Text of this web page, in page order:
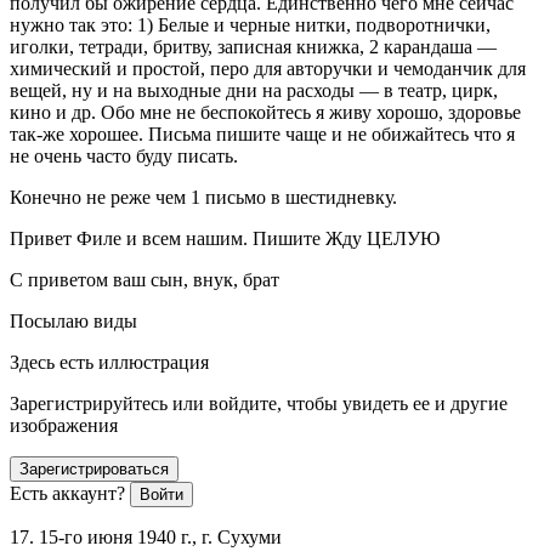
нужно так это: 1) Белые и черные нитки, подворотнички,
иголки, тетради, бритву, записная книжка, 2 карандаша —
химический и простой, перо для авторучки и чемоданчик для
вещей, ну и на выходные дни на расходы — в театр, цирк,
кино и др. Обо мне не беспокойтесь я живу хорошо, здоровье
так-же хорошее. Письма пишите чаще и не обижайтесь что я
не очень часто буду писать.
Конечно не реже чем 1 письмо в шестидневку.
Привет Филе и всем нашим. Пишите Жду ЦЕЛУЮ
С приветом ваш сын, внук, брат
Посылаю виды
Здесь есть иллюстрация
Зарегистрируйтесь или войдите, чтобы увидеть ее и другие
изображения
Зарегистрироваться
Есть аккаунт? Войти
17. 15-го июня 1940 г., г. Сухуми